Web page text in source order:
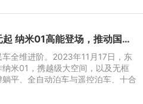
预售7.98万元起 纳米01高能登场，推动国民车全维进阶
车全维进阶。2023年11月17日，东
纳米01，携越级大空间，以及无框
平、全自动泊车与遥控泊车、十合
唯一的配置高能而来，在广州国际